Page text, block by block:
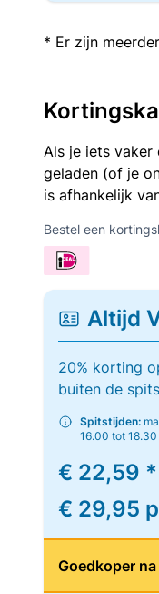
* Er zijn
Als je iets
geladen (of je
is afhankelijk
Bestel een
Altijd
20% korting
buiten de spits
Spitstijden:
16.00 tot
€ 22,59
€ 29,95
Goedkoper